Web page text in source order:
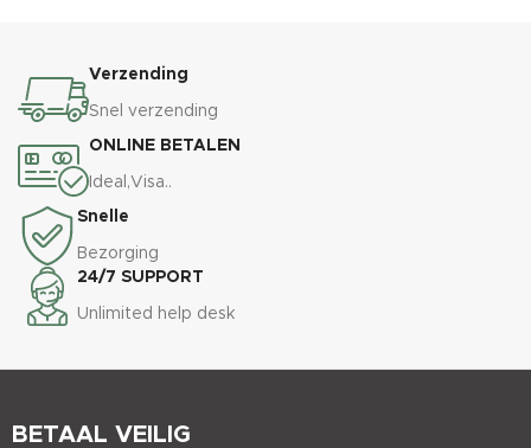
Verzending
Snel verzending
ONLINE BETALEN
Ideal,Visa..
Snelle
Bezorging
24/7 SUPPORT
Unlimited help desk
BETAAL VEILIG